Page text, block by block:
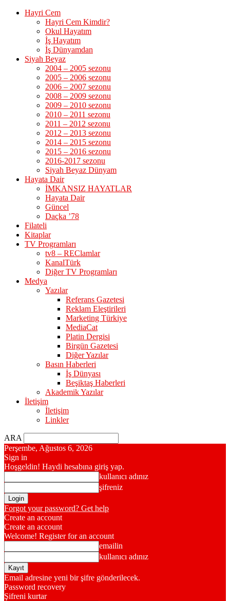
Hayri Cem
Hayri Cem Kimdir?
Okul Hayatım
İş Hayatım
İş Dünyamdan
Siyah Beyaz
2004 – 2005 sezonu
2005 – 2006 sezonu
2006 – 2007 sezonu
2008 – 2009 sezonu
2009 – 2010 sezonu
2010 – 2011 sezonu
2011 – 2012 sezonu
2012 – 2013 sezonu
2014 – 2015 sezonu
2015 – 2016 sezonu
2016-2017 sezonu
Siyah Beyaz Dünyam
Hayata Dair
İMKANSIZ HAYATLAR
Hayata Dair
Güncel
Daçka ’78
Filateli
Kitaplar
TV Programları
tv8 – REClamlar
KanalTürk
Diğer TV Programları
Medya
Yazılar
Referans Gazetesi
Reklam Eleştirileri
Marketing Türkiye
MediaCat
Platin Dergisi
Birgün Gazetesi
Diğer Yazılar
Basın Haberleri
İş Dünyası
Beşiktaş Haberleri
Akademik Yazılar
İletişim
İletişim
Linkler
ARA
Perşembe, Ağustos 6, 2026
Sign in
Hoşgeldin! Haydi hesabına giriş yap.
kullanıcı adınız
şifreniz
Forgot your password? Get help
Create an account
Create an account
Welcome! Register for an account
emailin
kullanıcı adınız
Email adresine yeni bir şifre gönderilecek.
Password recovery
Şifreni kurtar